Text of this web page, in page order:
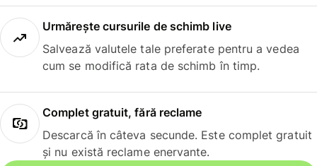
Urmărește cursurile de schimb live
Salvează valutele tale preferate pentru a vedea
cum se modifică rata de schimb în timp.
Complet gratuit, fără reclame
Descarcă în câteva secunde. Este complet gratuit
și nu există reclame enervante.